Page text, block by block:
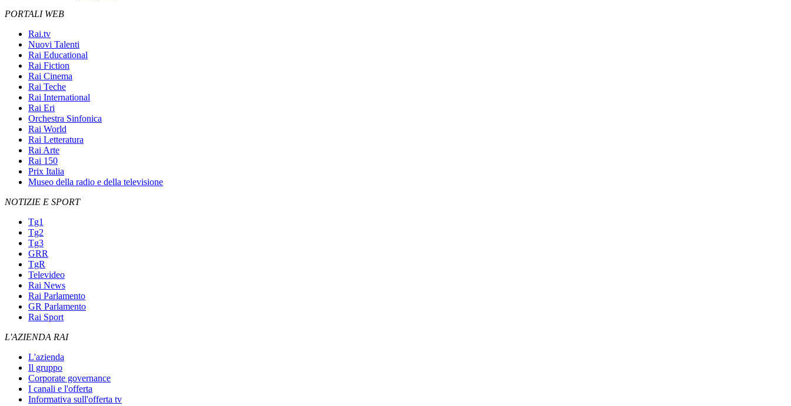
PORTALI WEB
Rai.tv
Nuovi Talenti
Rai Educational
Rai Fiction
Rai Cinema
Rai Teche
Rai International
Rai Eri
Orchestra Sinfonica
Rai World
Rai Letteratura
Rai Arte
Rai 150
Prix Italia
Museo della radio e della televisione
NOTIZIE E SPORT
Tg1
Tg2
Tg3
GRR
TgR
Televideo
Rai News
Rai Parlamento
GR Parlamento
Rai Sport
L'AZIENDA RAI
L'azienda
Il gruppo
Corporate governance
I canali e l'offerta
Informativa sull'offerta tv